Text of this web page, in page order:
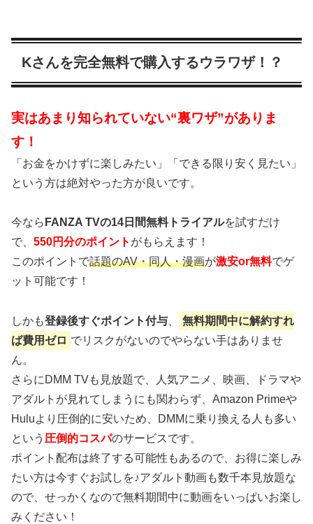
Kさんを完全無料で購入するウラワザ！？
実はあまり知られていない“裏ワザ”がありま
す！
「お金をかけずに楽しみたい」「できる限り安く見たい」
という方は絶対やった方が良いです。
今なら FANZA TVの14日間無料トライアルを試すだけ
で、 550円分のポイント がもらえます！
このポイントで話題のAV・同人・漫画が激安or無料でゲ
ット可能です！
しかも登録後すぐポイント付与
無料期間中に解約すれ
ば費用ゼロ でリスクがないのでやらない手はありませ
ん。
さらにDMM TVも見放題で、人気アニメ、映画、ドラマや
アダルトが見れてしまうにも関わらず、Amazon Primeや
Huluより圧倒的に安いため、DMMに乗り換える人も多い
という 圧倒的コスパのサービスです。
ポイント配布は終了する可能性もあるので、お得に楽しみ
たい方は今すぐお試しを♪アダルト動画も数千本見放題な
ので、せっかくなので無料期間中に動画をいっぱいお楽し
みください！